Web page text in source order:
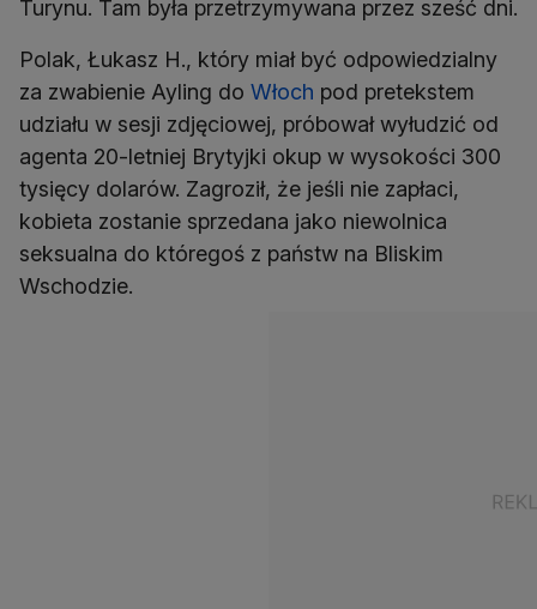
Turynu. Tam była przetrzymywana przez sześć dni.
Polak, Łukasz H., który miał być odpowiedzialny
za zwabienie Ayling do Włoch pod pretekstem
udziału w sesji zdjęciowej, próbował wyłudzić od
agenta 20-letniej Brytyjki okup w wysokości 300
tysięcy dolarów. Zagroził, że jeśli nie zapłaci,
kobieta zostanie sprzedana jako niewolnica
seksualna do któregoś z państw na Bliskim
Wschodzie.